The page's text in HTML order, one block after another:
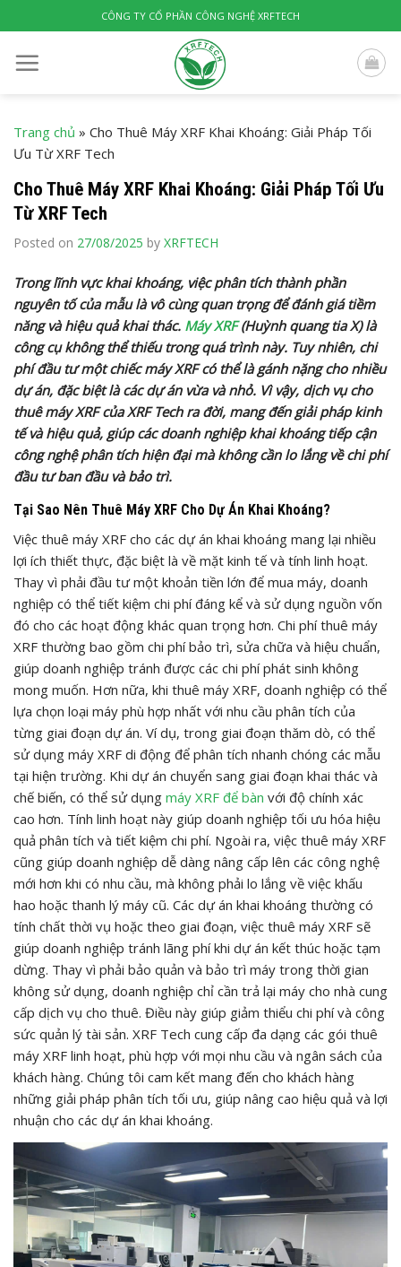
to
content
CÔNG TY CỔ PHẦN CÔNG NGHỆ XRFTECH
Trang chủ » Cho Thuê Máy XRF Khai Khoáng: Giải Pháp Tối
Ưu Từ XRF Tech
Cho Thuê Máy XRF Khai Khoáng: Giải Pháp Tối Ưu
Từ XRF Tech
Posted on 27/08/2025 by XRFTECH
Trong lĩnh vực khai khoáng, việc phân tích thành phần
nguyên tố của mẫu là vô cùng quan trọng để đánh giá tiềm
năng và hiệu quả khai thác. Máy XRF(Huỳnh quang tia X) là
công cụ không thể thiếu trong quá trình này. Tuy nhiên, chi
phí đầu tư một chiếc máy XRF có thể là gánh nặng cho nhiều
dự án, đặc biệt là các dự án vừa và nhỏ. Vì vậy, dịch vụ cho
thuê máy XRF của XRF Tech ra đời, mang đến giải pháp kinh
tế và hiệu quả, giúp các doanh nghiệp khai khoáng tiếp cận
công nghệ phân tích hiện đại mà không cần lo lắng về chi phí
đầu tư ban đầu và bảo trì.
Tại Sao Nên Thuê Máy XRF Cho Dự Án Khai Khoáng?
Việc thuê máy XRF cho các dự án khai khoáng mang lại nhiều
lợi ích thiết thực, đặc biệt là về mặt kinh tế và tính linh hoạt.
Thay vì phải đầu tư một khoản tiền lớn để mua máy, doanh
nghiệp có thể tiết kiệm chi phí đáng kể và sử dụng nguồn vốn
đó cho các hoạt động khác quan trọng hơn. Chi phí thuê máy
XRF thường bao gồm chi phí bảo trì, sửa chữa và hiệu chuẩn,
giúp doanh nghiệp tránh được các chi phí phát sinh không
mong muốn. Hơn nữa, khi thuê máy XRF, doanh nghiệp có thể
lựa chọn loại máy phù hợp nhất với nhu cầu phân tích của
từng giai đoạn dự án. Ví dụ, trong giai đoạn thăm dò, có thể
sử dụng máy XRF di động để phân tích nhanh chóng các mẫu
tại hiện trường. Khi dự án chuyển sang giai đoạn khai thác và
chế biến, có thể sử dụng máy XRF để bàn với độ chính xác
cao hơn. Tính linh hoạt này giúp doanh nghiệp tối ưu hóa hiệu
quả phân tích và tiết kiệm chi phí. Ngoài ra, việc thuê máy XRF
cũng giúp doanh nghiệp dễ dàng nâng cấp lên các công nghệ
mới hơn khi có nhu cầu, mà không phải lo lắng về việc khấu
hao hoặc thanh lý máy cũ. Các dự án khai khoáng thường có
tính chất thời vụ hoặc theo giai đoạn, việc thuê máy XRF sẽ
giúp doanh nghiệp tránh lãng phí khi dự án kết thúc hoặc tạm
dừng. Thay vì phải bảo quản và bảo trì máy trong thời gian
không sử dụng, doanh nghiệp chỉ cần trả lại máy cho nhà cung
cấp dịch vụ cho thuê. Điều này giúp giảm thiểu chi phí và công
sức quản lý tài sản. XRF Tech cung cấp đa dạng các gói thuê
máy XRF linh hoạt, phù hợp với mọi nhu cầu và ngân sách của
khách hàng. Chúng tôi cam kết mang đến cho khách hàng
những giải pháp phân tích tối ưu, giúp nâng cao hiệu quả và lợi
nhuận cho các dự án khai khoáng.